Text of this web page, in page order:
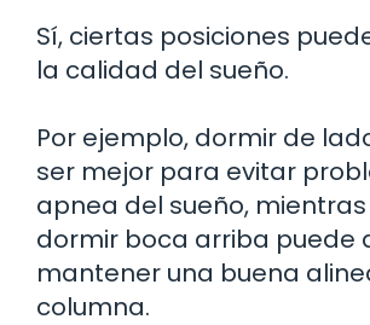
Sí, ciertas posiciones
la calidad del sueño.
Por ejemplo, dormir de
ser mejor para evitar
apnea del sueño,
dormir boca arriba puede
mantener una buena
columna.